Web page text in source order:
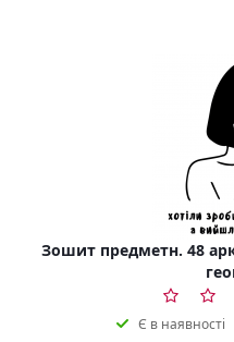
Зошит предметн. 48
Є в наявності